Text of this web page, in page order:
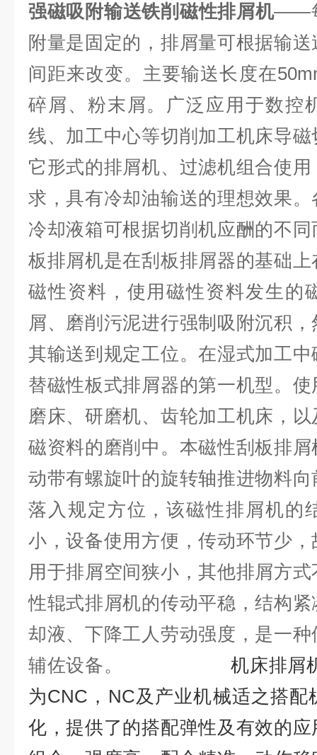
强磁吸附输送铁削磁性排屑机——
附量是固定的，排屑量可根据输
间距来改变。主要输送长度在
碎屑、粉末屑。广泛应用于数控
线、加工中心等切削加工机床导
它形式的排屑机、过滤机组合使
求，具有冷却油输送的理想效果
冷却液箱可根据切削机应酬的不
板排屑机是在刮板排屑器的基础
磁性资料，使用磁性资料发生的
屑、磨削污泥进行强制吸附沉积
其输送到规定工位。在湿式加工
替磁性板式排屑器的第一机型。 使
磨床、研磨机、齿轮加工机床，
磁资料的磨削中。本磁性刮板排
动带有螺旋叶的旋转轴推进物料
落入规定方位，该磁性排屑机的
小，设备使用方便，传动环节少
用于排屑空间狭小，其他排屑方
性辊式排屑机的传动平稳，结构
却液、下降工人劳动强度，是一
辅佐设备。机床排屑
为CNC，NC及产业机械适之搭配
化，提供了的搭配弹性及有效的